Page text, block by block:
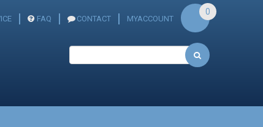
FAQ CONTACT MYACCOUNT
0